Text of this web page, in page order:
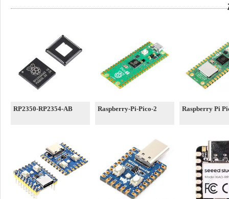
RP2350-RP2354-AB Raspberry-Pi-Pico-2 Raspberry Pi